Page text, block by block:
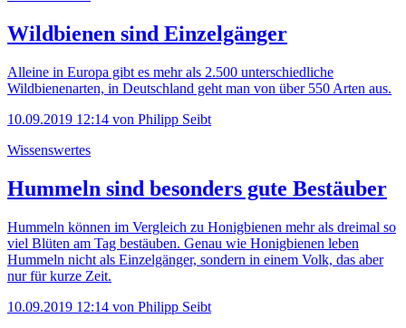
Wildbienen sind Einzelgänger
Alleine in Europa gibt es mehr als 2.500 unterschiedliche
Wildbienenarten, in Deutschland geht man von über 550 Arten aus.
10.09.2019 12:14 von Philipp Seibt
Wissenswertes
Hummeln sind besonders gute Bestäuber
Hummeln können im Vergleich zu Honigbienen mehr als dreimal so
viel Blüten am Tag bestäuben. Genau wie Honigbienen leben
Hummeln nicht als Einzelgänger, sondern in einem Volk, das aber
nur für kurze Zeit.
10.09.2019 12:14 von Philipp Seibt